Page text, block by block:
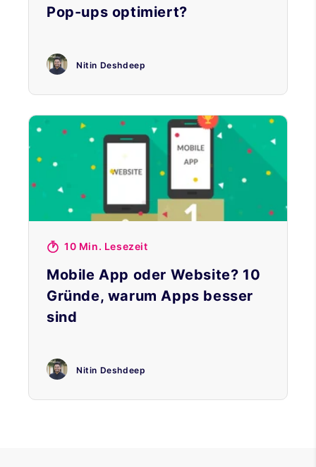
Pop-ups optimiert?
Nitin Deshdeep
10 Min. Lesezeit
Mobile App oder Website? 10
Gründe, warum Apps besser
sind
Nitin Deshdeep